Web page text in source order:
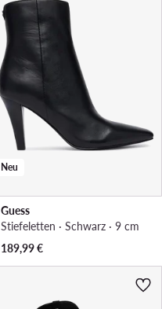
Neu
Guess
Stiefeletten · Schwarz · 9 cm
189,99€